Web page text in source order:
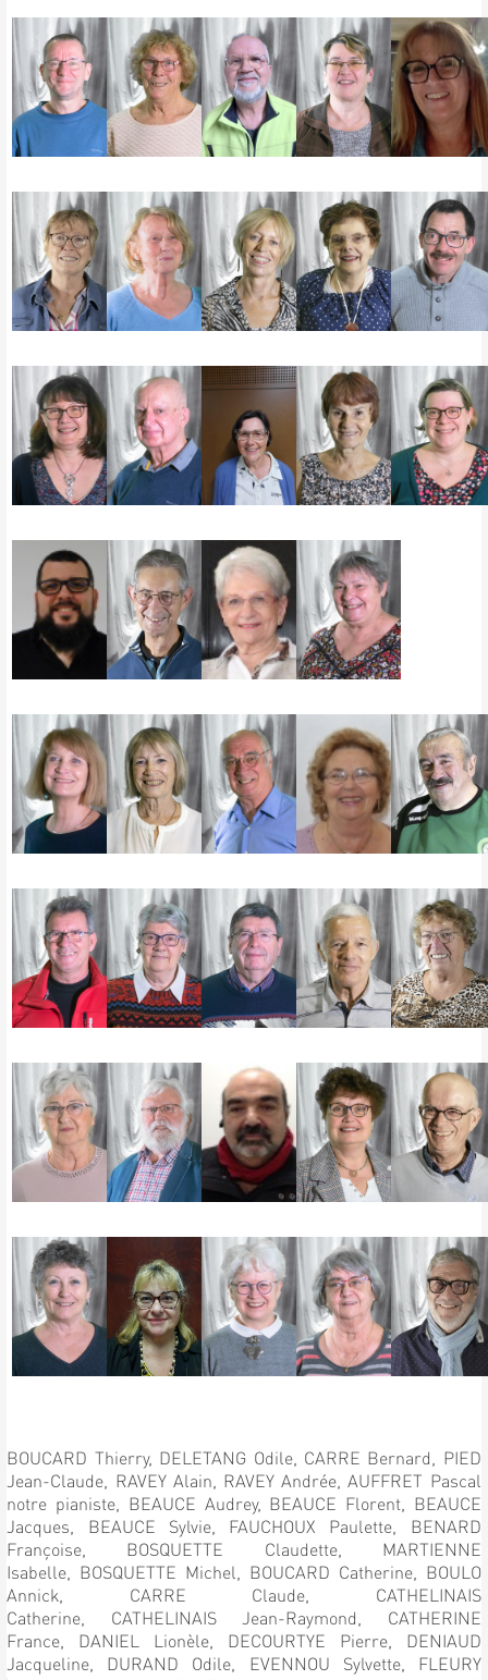
BOUCARD Thierry, DELETANG Odile, CARRE Bernard, PIED
Jean-Claude, RAVEY Alain, RAVEY Andrée,AUFFRET Pascal
notre pianiste, BEAUCE Audrey, BEAUCE Florent, BEAUCE
Jacques, BEAUCE Sylvie, FAUCHOUX Paulette, BENARD
Françoise, BOSQUETTE Claudette, MARTIENNE
Isabelle, BOSQUETTE Michel, BOUCARD Catherine, BOULO
Annick, CARRE Claude, CATHELINAIS
Catherine, CATHELINAIS Jean-Raymond, CATHERINE
France, DANIEL Lionèle, DECOURTYE Pierre, DENIAUD
Jacqueline, DURAND Odile, EVENNOU Sylvette, FLEURY